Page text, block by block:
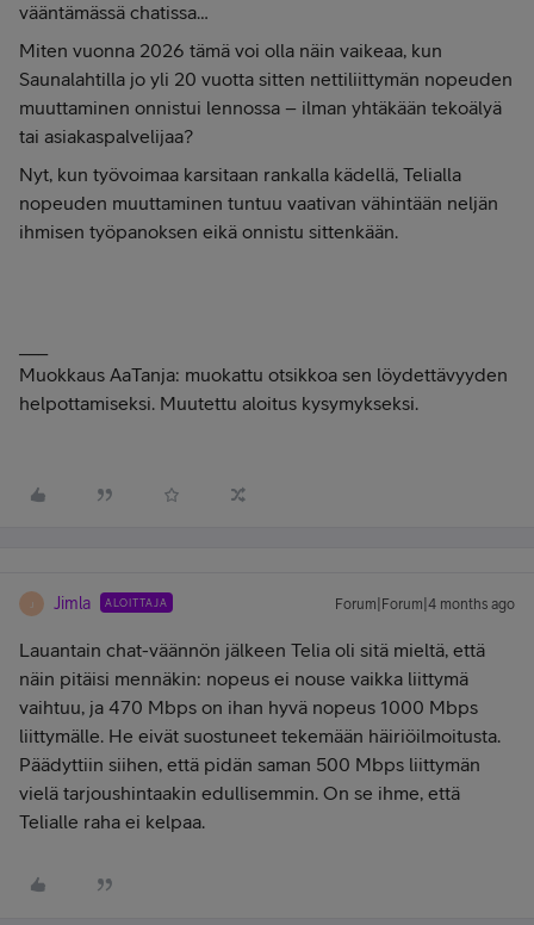
vääntämässä chatissa…
Miten vuonna 2026 tämä voi olla näin vaikeaa, kun
Saunalahtilla jo yli 20 vuotta sitten nettiliittymän nopeuden
muuttaminen onnistui lennossa – ilman yhtäkään tekoälyä
tai asiakaspalvelijaa?
Nyt, kun työvoimaa karsitaan rankalla kädellä, Telialla
nopeuden muuttaminen tuntuu vaativan vähintään neljän
ihmisen työpanoksen eikä onnistu sittenkään.
Muokkaus AaTanja: muokattu otsikkoa sen löydettävyyden
helpottamiseksi. Muutettu aloitus kysymykseksi.
J Jimla ALOITTAJA Forum|Forum|4 months ago
Lauantain chat-väännön jälkeen Telia oli sitä mieltä, että
näin pitäisi mennäkin: nopeus ei nouse vaikka liittymä
vaihtuu, ja 470 Mbps on ihan hyvä nopeus 1000 Mbps
liittymälle. He eivät suostuneet tekemään häiriöilmoitusta.
Päädyttiin siihen, että pidän saman 500 Mbps liittymän
vielä tarjoushintaakin edullisemmin. On se ihme, että
Telialle raha ei kelpaa.